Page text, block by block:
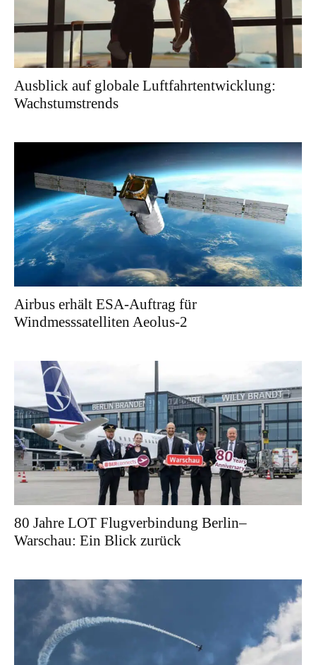
Ausblick auf globale Luftfahrtentwicklung:
Wachstumstrends
Airbus erhält ESA-Auftrag für
Windmesssatelliten Aeolus-2
80 Jahre LOT Flugverbindung Berlin–
Warschau: Ein Blick zurück